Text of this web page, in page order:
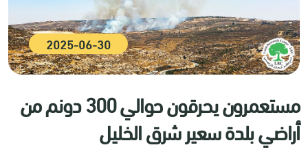
2025-06-30
مستعمرون يحرقون حوالي 300 دونم من
أراضي بلدة سعير شرق الخليل